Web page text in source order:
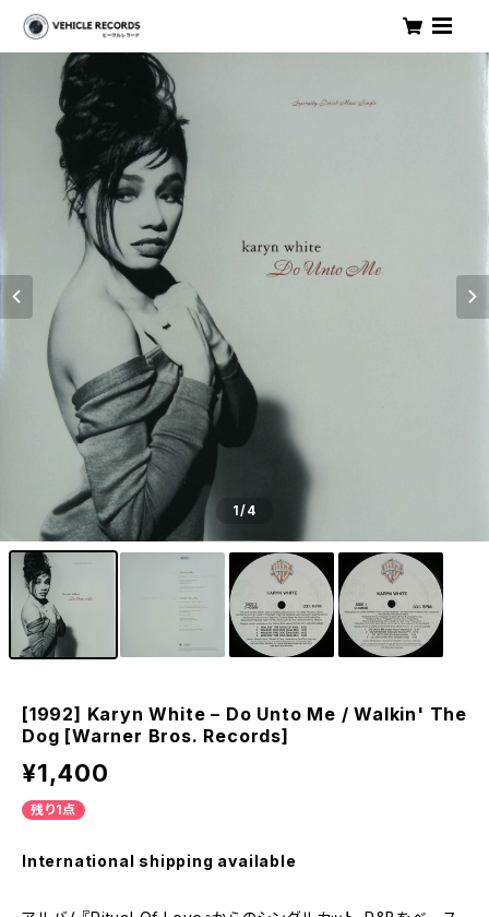
1/4
[1992] Karyn White – Do Unto Me / Walkin' The
Dog [Warner Bros. Records]
¥1,400
残り1点
International shipping available